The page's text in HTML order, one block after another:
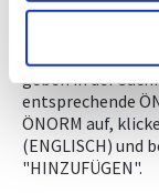
Klicken Sie links
Sie in Ihren
Sie dann links
geben in der
entsprechende
ÖNORM auf,
(ENGLISCH) und
"HINZUFÜGEN".